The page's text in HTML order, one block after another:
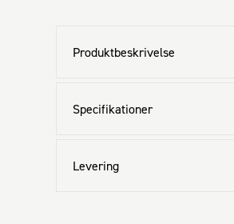
Produktbeskrivelse
Specifikationer
Levering